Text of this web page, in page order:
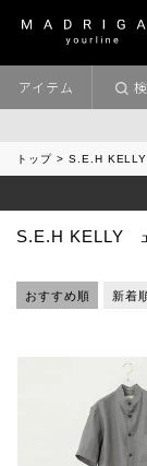
アイテム
トップ S.E.H KELLY
S.E.H KELLY
おすすめ順 新着